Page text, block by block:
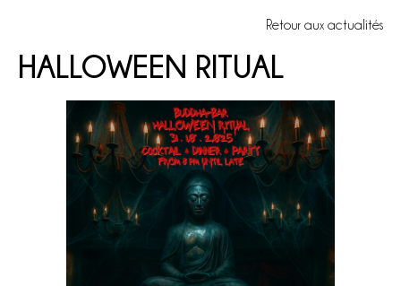
Retour aux actualités
HALLOWEEN RITUAL